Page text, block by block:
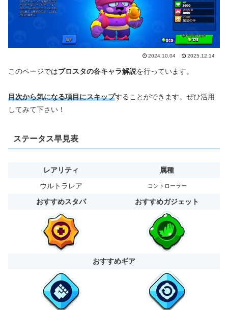
2024.10.04 2025.12.14
このページではブロスタの各キャラ解説を行っています。
目次から気になる項目にスキップすることができます。ぜひ活用
してみて下さい！
ステータス早見表
レアリティ
属種
ウルトラレア
コントローラー
おすすめスタパ おすすめガジェット
おすすめギア